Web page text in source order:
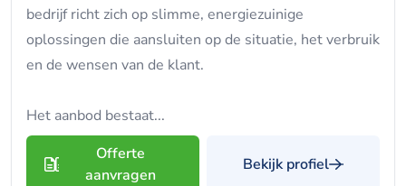
bedrijf richt zich op slimme, energiezuinige
oplossingen die aansluiten op de situatie, het verbruik
en de wensen van de klant.
Het aanbod bestaat...
Offerte
aanvragen
Bekijk profiel